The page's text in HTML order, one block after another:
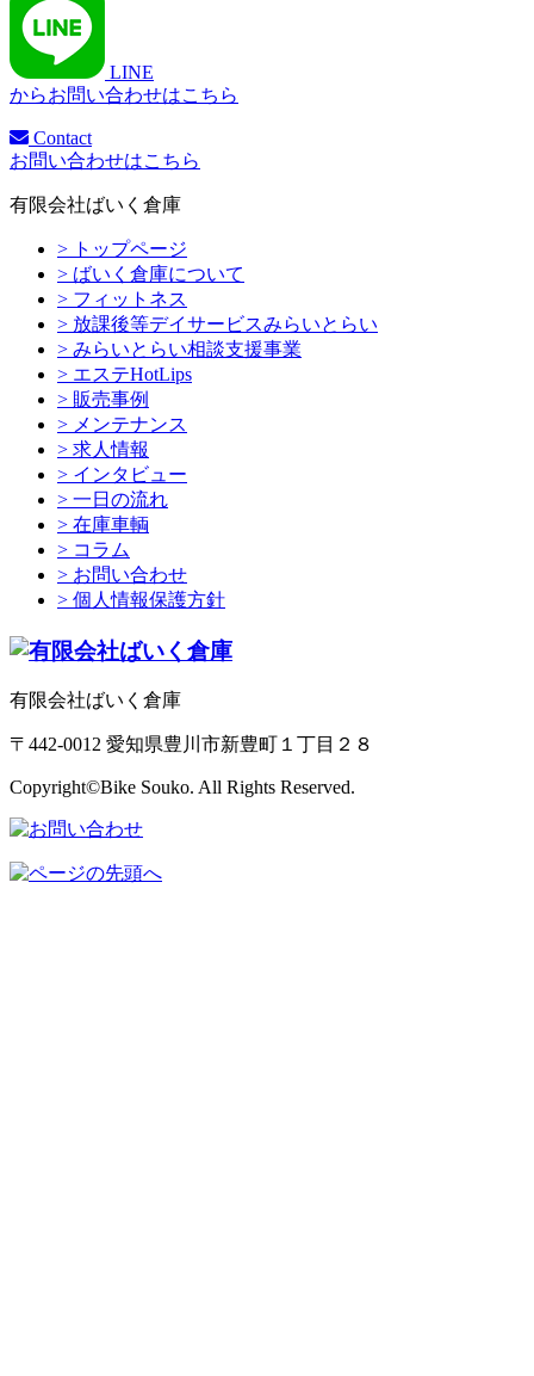
LINE
からお問い合わせはこちら
Contact
お問い合わせはこちら
有限会社ばいく倉庫
> トップページ
> ばいく倉庫について
> フィットネス
> 放課後等デイサービスみらいとらい
> みらいとらい相談支援事業
> エステHotLips
> 販売事例
> メンテナンス
> 求人情報
> インタビュー
> 一日の流れ
> 在庫車輌
> コラム
> お問い合わせ
> 個人情報保護方針
有限会社ばいく倉庫
〒442-0012 愛知県豊川市新豊町１丁目２８
Copyright©Bike Souko. All Rights Reserved.